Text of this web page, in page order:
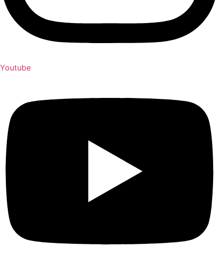
Youtube